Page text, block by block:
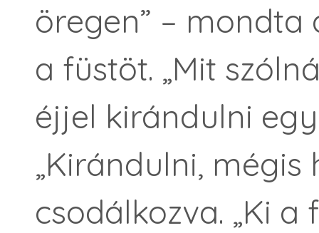
öregen” –
a füstöt. „Mit
éjjel kirándulni
„Kirándulni, mégis
csodálkozva. „Ki